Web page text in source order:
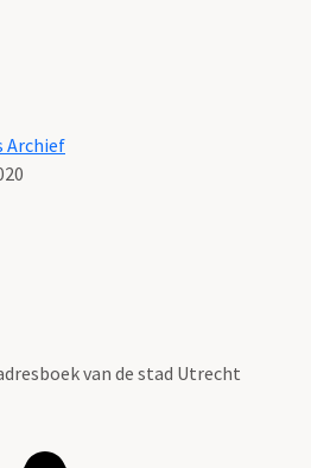
Archief
van de stad Utrecht